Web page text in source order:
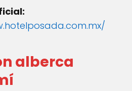
alberca